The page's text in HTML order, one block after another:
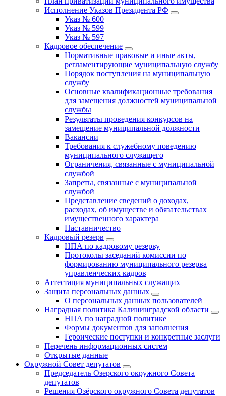
Исполнение Указов Президента РФ
Указ № 600
Указ № 599
Указ № 597
Кадровое обеспечение
Нормативные правовые и иные акты,
регламентирующие муниципальную службу
Порядок поступления на муниципальную
службу
Основные квалификационные требования
для замещения должностей муниципальной
службы
Результаты проведения конкурсов на
замещение муниципальной должности
Вакансии
Требования к служебному поведению
муниципального служащего
Ограничения, связанные с муниципальной
службой
Запреты, связанные с муниципальной
службой
Представление сведений о доходах,
расходах, об имуществе и обязательствах
имущественного характера
Наставничество
Кадровый резерв
НПА по кадровому резерву
Протоколы заседаний комиссии по
формированию муниципального резерва
управленческих кадров
Аттестация муниципальных служащих
Защита персональных данных
О персональных данных пользователей
Наградная политика Калининградской области
НПА по наградной политике
Формы документов для заполнения
Героические поступки и конкретные заслуги
Перечень информационных систем
Открытые данные
Окружной Совет депутатов
Председатель Озерского окружного Совета
депутатов
Решения Озёрского окружного Совета депутатов